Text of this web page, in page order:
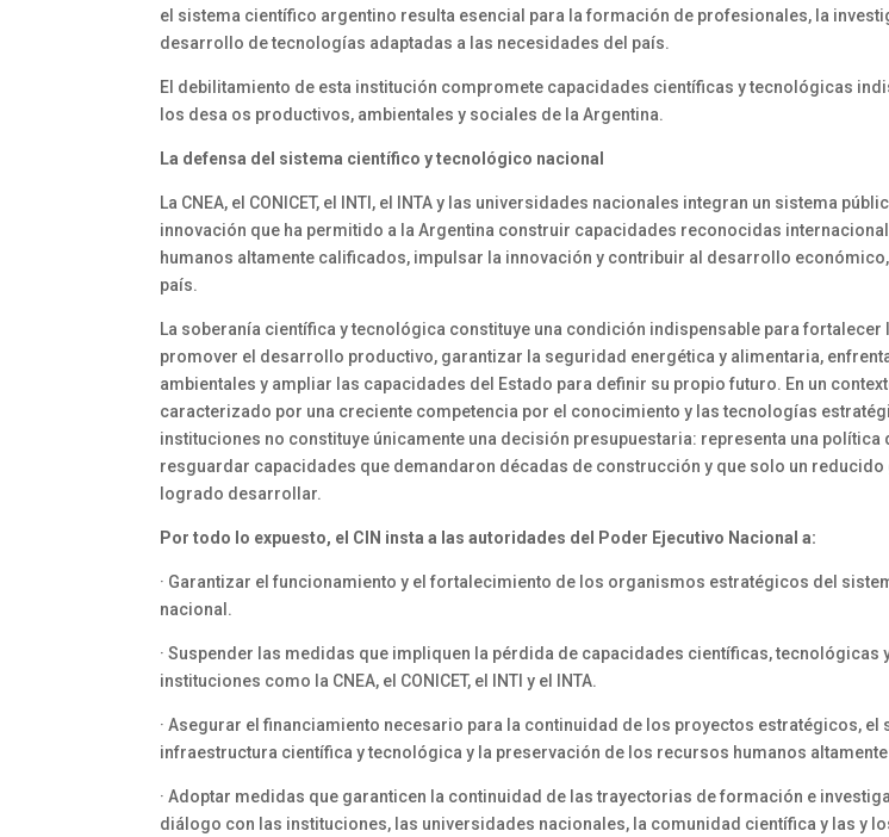
el sistema científico argentino resulta esencial para la formación de profesionales, la
desarrollo de tecnologías adaptadas a las necesidades del país.
El debilitamiento de esta institución compromete capacidades científicas y tecnológicas
los desa os productivos, ambientales y sociales de la Argentina.
La defensa del sistema científico y tecnológico nacional
La CNEA, el CONICET, el INTI, el INTA y las universidades nacionales integran un sistema
innovación que ha permitido a la Argentina construir capacidades reconocidas
humanos altamente calificados, impulsar la innovación y contribuir al desarrollo
país.
La soberanía científica y tecnológica constituye una condición indispensable para fortalecer
promover el desarrollo productivo, garantizar la seguridad energética y alimentaria,
ambientales y ampliar las capacidades del Estado para definir su propio futuro. En un
caracterizado por una creciente competencia por el conocimiento y las tecnologías
instituciones no constituye únicamente una decisión presupuestaria: representa una política
resguardar capacidades que demandaron décadas de construcción y que solo un reducido
logrado desarrollar.
Por todo lo expuesto, el CIN insta a las autoridades del Poder Ejecutivo Nacional a:
· Garantizar el funcionamiento y el fortalecimiento de los organismos estratégicos del
nacional.
· Suspender las medidas que impliquen la pérdida de capacidades científicas, tecnológicas
instituciones como la CNEA, el CONICET, el INTI y el INTA.
· Asegurar el financiamiento necesario para la continuidad de los proyectos estratégicos, el
infraestructura científica y tecnológica y la preservación de los recursos humanos
· Adoptar medidas que garanticen la continuidad de las trayectorias de formación e
diálogo con las instituciones, las universidades nacionales, la comunidad científica y las y